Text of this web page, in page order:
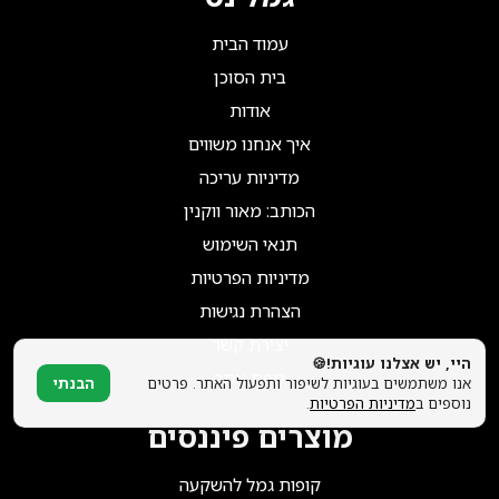
עמוד הבית
בית הסוכן
אודות
איך אנחנו משווים
מדיניות עריכה
הכותב: מאור ווקנין
תנאי השימוש
מדיניות הפרטיות
הצהרת נגישות
יצירת קשר
מפת אתר
מוצרים פיננסים
קופות גמל להשקעה
היי, יש אצלנו עוגיות!🍪
אנו משתמשים בעוגיות לשיפור ותפעול האתר. פרטים
נוספים במדיניות הפרטיות.
הבנתי